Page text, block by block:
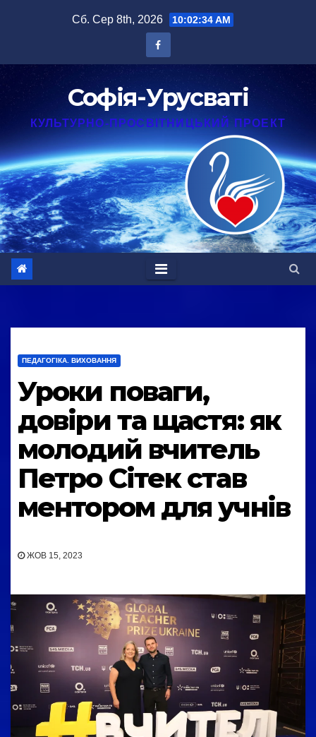
Сб. Сер 8th, 2026 10:02:35 AM
Софія-Урусваті
КУЛЬТУРНО-ПРОСВІТНИЦЬКИЙ ПРОЕКТ
ПЕДАГОГІКА. ВИХОВАННЯ
Уроки поваги,
довіри та щастя: як
молодий вчитель
Петро Сітек став
ментором для учнів
ЖОВ 15, 2023